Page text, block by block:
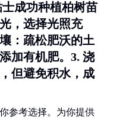
成功种植柏树苗
，选择光照充
：疏松肥沃的土
加有机肥。3. 浇
但避免积水，成
参考选择。为你提供